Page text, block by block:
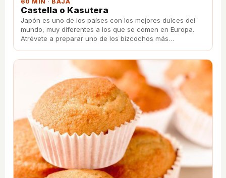
60 MIN · BAJA
Castella o Kasutera
Japón es uno de los paí­ses con los mejores dulces del
mundo, muy diferentes a los que se comen en Europa.
Atrévete a preparar uno de los bizcochos más